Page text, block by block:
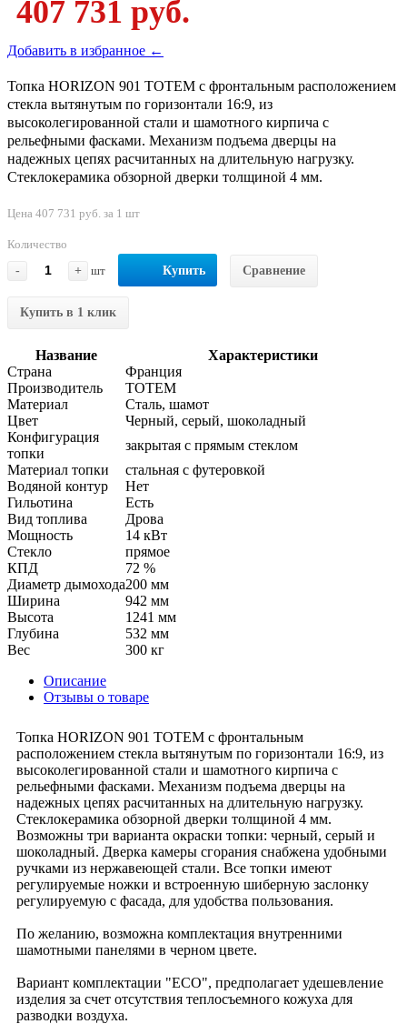
407 731 руб.
Добавить в избранное ←
Топка HORIZON 901 TOTEM с фронтальным расположением
стекла вытянутым по горизонтали 16:9, из
высоколегированной стали и шамотного кирпича с
рельефными фасками. Механизм подъема дверцы на
надежных цепях расчитанных на длительную нагрузку.
Стеклокерамика обзорной дверки толщиной 4 мм.
Цена 407 731 руб. за 1 шт
Количество
-
+ шт Купить Сравнение
Купить в 1 клик
Название
Характеристики
Страна
Франция
Производитель
TOTEM
Материал
Сталь, шамот
Цвет
Черный, серый, шоколадный
Конфигурация
топки
закрытая с прямым стеклом
Материал топки
стальная с футеровкой
Водяной контур
Нет
Гильотина
Есть
Вид топлива
Дрова
Мощность
14 кВт
Стекло
прямое
КПД
72 %
Диаметр дымохода200 мм
Ширина
942 мм
Высота
1241 мм
Глубина
532 мм
Вес
300 кг
Описание
Отзывы о товаре
Топка HORIZON 901 TOTEM с фронтальным
расположением стекла вытянутым по горизонтали 16:9, из
высоколегированной стали и шамотного кирпича с
рельефными фасками. Механизм подъема дверцы на
надежных цепях расчитанных на длительную нагрузку.
Стеклокерамика обзорной дверки толщиной 4 мм.
Возможны три варианта окраски топки: черный, серый и
шоколадный. Дверка камеры сгорания снабжена удобными
ручками из нержавеющей стали. Все топки имеют
регулируемые ножки и встроенную шиберную заслонку
регулируемую с фасада, для удобства пользования.
По желанию, возможна комплектация внутренними
шамотными панелями в черном цвете.
Вариант комплектации "ECO", предполагает удешевление
изделия за счет отсутствия теплосъемного кожуха для
разводки воздуха.